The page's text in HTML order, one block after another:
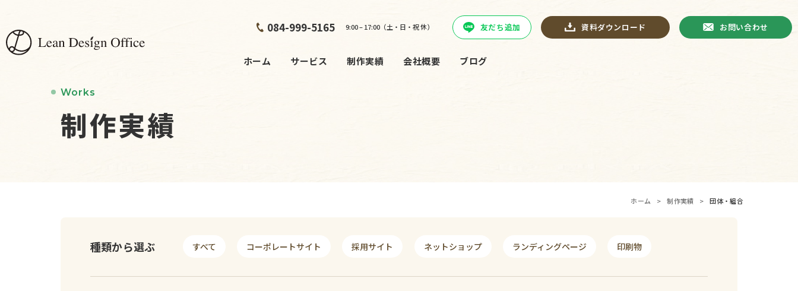
084-999-5165 9:00 – 17:00（土・日・祝 休） 友だち追加 資料ダウンロード お問い合わせ
ホーム サービス 制作実績 会社概要 ブログ
Works
制作実績
ホーム > 制作実績 > 団体・組合
種類から選ぶ すべて コーポレートサイト 採用サイト ネットショップ ランディングページ 印刷物